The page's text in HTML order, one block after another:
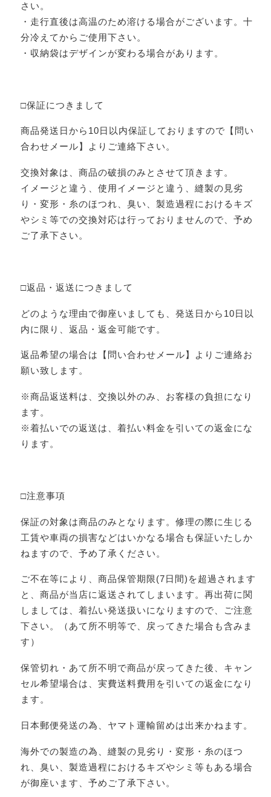
さい。
・走行直後は高温のため溶ける場合がございます。十
分冷えてからご使用下さい。
・収納袋はデザインが変わる場合があります。
□保証につきまして
商品発送日から10日以内保証しておりますので【問い
合わせメール】よりご連絡下さい。
交換対象は、商品の破損のみとさせて頂きます。
イメージと違う、使用イメージと違う、縫製の見劣
り・変形・糸のほつれ、臭い、製造過程におけるキズ
やシミ等での交換対応は行っておりませんので、予め
ご了承下さい。
□返品・返送につきまして
どのような理由で御座いましても、発送日から10日以
内に限り、返品・返金可能です。
返品希望の場合は【問い合わせメール】よりご連絡お
願い致します。
※商品返送料は、交換以外のみ、お客様の負担になり
ます。
※着払いでの返送は、着払い料金を引いての返金にな
ります。
□注意事項
保証の対象は商品のみとなります。修理の際に生じる
工賃や車両の損害などはいかなる場合も保証いたしか
ねますので、予め了承ください。
ご不在等により、商品保管期限(7日間)を超過されます
と、商品が当店に返送されてしまいます。再出荷に関
しましては、着払い発送扱いになりますので、ご注意
下さい。（あて所不明等で、戻ってきた場合も含みま
す）
保管切れ・あて所不明で商品が戻ってきた後、キャン
セル希望場合は、実費送料費用を引いての返金になり
ます。
日本郵便発送の為、ヤマト運輸留めは出来かねます。
海外での製造の為、縫製の見劣り・変形・糸のほつ
れ、臭い、製造過程におけるキズやシミ等もある場合
が御座います、予めご了承下さい。